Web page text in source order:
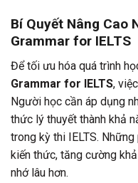
Bí Quyết Nâng Cao
Grammar for IELTS
Để tối ưu hóa quá trình
Grammar for IELTS,
Người học cần áp dụng
thức lý thuyết thành khả
trong kỳ thi IELTS.
kiến thức, tăng cường
nhớ lâu hơn.